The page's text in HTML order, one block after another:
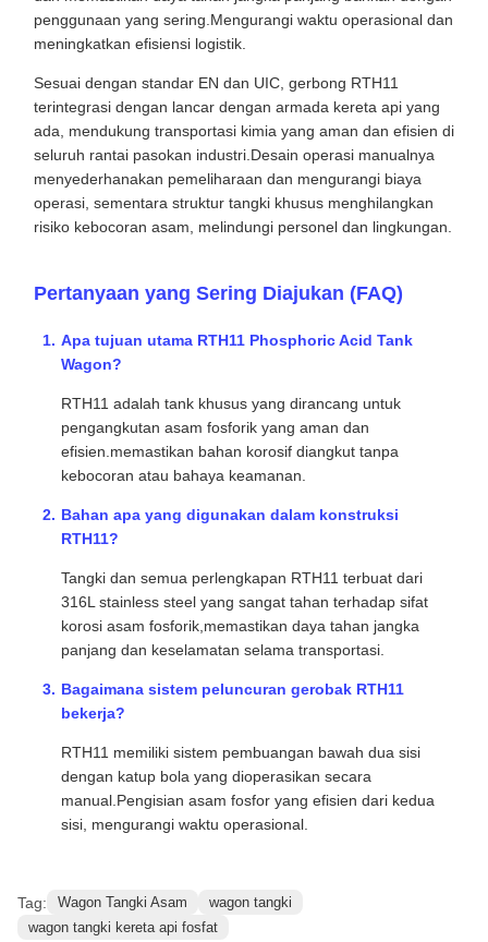
penggunaan yang sering.Mengurangi waktu operasional dan
meningkatkan efisiensi logistik.
Sesuai dengan standar EN dan UIC, gerbong RTH11
terintegrasi dengan lancar dengan armada kereta api yang
ada, mendukung transportasi kimia yang aman dan efisien di
seluruh rantai pasokan industri.Desain operasi manualnya
menyederhanakan pemeliharaan dan mengurangi biaya
operasi, sementara struktur tangki khusus menghilangkan
risiko kebocoran asam, melindungi personel dan lingkungan.
Pertanyaan yang Sering Diajukan (FAQ)
Apa tujuan utama RTH11 Phosphoric Acid Tank
Wagon?
RTH11 adalah tank khusus yang dirancang untuk
pengangkutan asam fosforik yang aman dan
efisien.memastikan bahan korosif diangkut tanpa
kebocoran atau bahaya keamanan.
Bahan apa yang digunakan dalam konstruksi
RTH11?
Tangki dan semua perlengkapan RTH11 terbuat dari
316L stainless steel yang sangat tahan terhadap sifat
korosi asam fosforik,memastikan daya tahan jangka
panjang dan keselamatan selama transportasi.
Bagaimana sistem peluncuran gerobak RTH11
bekerja?
RTH11 memiliki sistem pembuangan bawah dua sisi
dengan katup bola yang dioperasikan secara
manual.Pengisian asam fosfor yang efisien dari kedua
sisi, mengurangi waktu operasional.
Tag: Wagon Tangki Asam
wagon tangki
wagon tangki kereta api fosfat